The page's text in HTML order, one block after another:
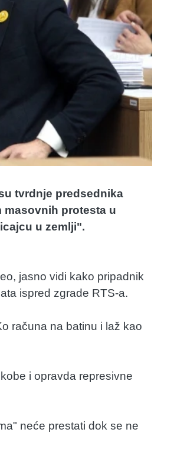
tvrdnje predsednika
masovnih protesta u
u zemlji".
jasno vidi kako pripadnik
ispred zgrade RTS-a.
računa na batinu i laž kao
i opravda represivne
neće prestati dok se ne